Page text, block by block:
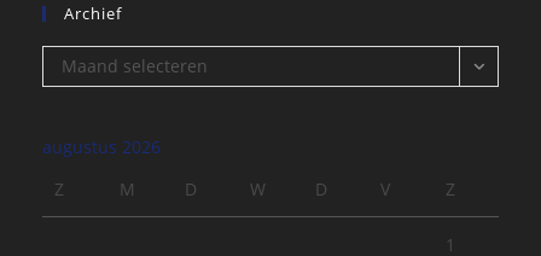
Archief
Archief
Maand selecteren
augustus 2026
Z
M D W D V Z
1